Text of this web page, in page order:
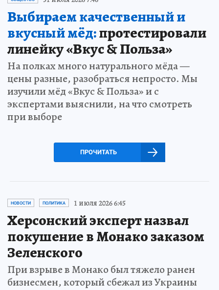
Выбираем качественный и
вкусный мёд:протестировали
линейку «Вкус & Польза»
На полках много натурального мёда —
цены разные, разобраться непросто. Мы
изучили мёд «Вкус & Польза» и с
экспертами выяснили, на что смотреть
при выборе
ПРОЧИТАТЬ
НОВОСТИ ПОЛИТИКА 1 июля 2026 6:45
Херсонский эксперт назвал
покушение в Монако заказом
Зеленского
При взрыве в Монако был тяжело ранен
бизнесмен, который сбежал из Украины